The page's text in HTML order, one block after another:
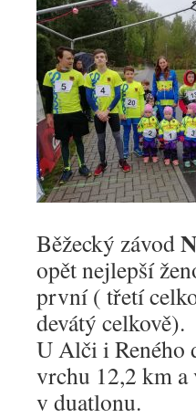
Běžecký závod
opět nejlepší
první ( třetí
devátý celkově).
U Alči i Reného
vrchu 12,2 km a
v duatlonu.